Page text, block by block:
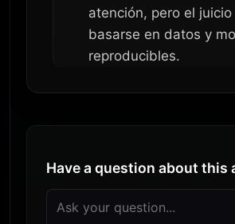
atención, pero el
basarse en datos y
reproducibles.
Have a question about this